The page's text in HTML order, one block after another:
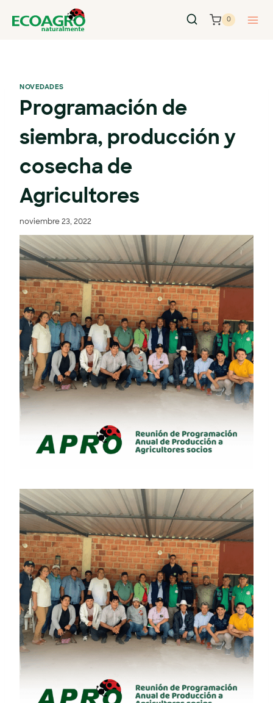
0
NOVEDADES
Programación de
siembra, producción y
cosecha de
Agricultores
noviembre 23, 2022